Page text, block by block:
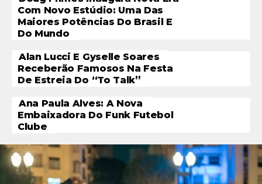
Com Novo Estúdio: Uma Das
Maiores Potências Do Brasil E
Do Mundo
Alan Lucci E Gyselle Soares
Receberão Famosos Na Festa
De Estreia Do “To Talk”
Ana Paula Alves: A Nova
Embaixadora Do Funk Futebol
Clube